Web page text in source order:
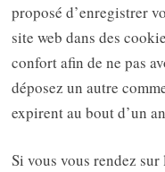
proposé d’enregistrer
site web dans des
confort afin de ne pas
déposez un autre
expirent au bout d’un
Si vous vous rendez